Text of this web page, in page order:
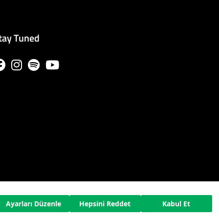
Ayarları Düzenle Hepsini Reddet Kabul Et
Tuned